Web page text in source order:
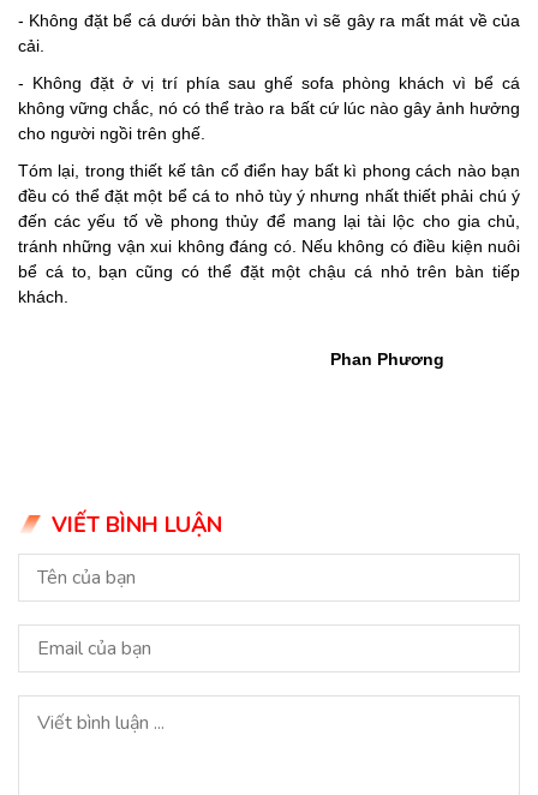
- Không đặt bể cá dưới bàn thờ thần vì sẽ gây ra mất mát về của
cải.
- Không đặt ở vị trí phía sau ghế sofa phòng khách vì bể cá
không vững chắc, nó có thể trào ra bất cứ lúc nào gây ảnh hưởng
cho người ngồi trên ghế.
Tóm lại, trong thiết kế tân cổ điển hay bất kì phong cách nào bạn
đều có thể đặt một bể cá to nhỏ tùy ý nhưng nhất thiết phải chú ý
đến các yếu tố về phong thủy để mang lại tài lộc cho gia chủ,
tránh những vận xui không đáng có. Nếu không có điều kiện nuôi
bể cá to, bạn cũng có thể đặt một chậu cá nhỏ trên bàn tiếp
khách.
Phan Phương
VIẾT BÌNH LUẬN